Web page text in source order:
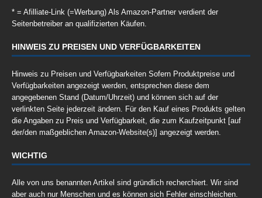
* = Afilliate-Link (=Werbung) Als Amazon-Partner verdient der
Seitenbetreiber an qualifizierten Käufen.
HINWEIS ZU PREISEN UND VERFÜGBARKEITEN
Hinweis zu Preisen und Verfügbarkeiten Sofern Produktpreise und
Verfügbarkeiten angezeigt werden, entsprechen diese dem
angegebenen Stand (Datum/Uhrzeit) und können sich auf der
verlinkten Seite jederzeit ändern. Für den Kauf eines Produkts gelten
die Angaben zu Preis und Verfügbarkeit, die zum Kaufzeitpunkt [auf
der/den maßgeblichen Amazon-Website(s)] angezeigt werden.
WICHTIG
Alle von uns benannten Artikel sind gründlich recherchiert. Wir sind
aber auch nur Menschen und es können sich Fehler einschleichen.